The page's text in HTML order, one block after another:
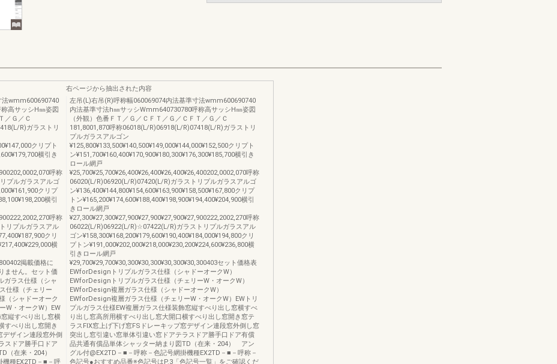
法wmm600690740
高サッシH㎜姿図
／Ｇ／Ｃ
R)ガラストリ
クリプト
横引き
呼称
プルガラスアルゴ
クリプ
横引
呼称
リプルガラスアル
クリ
横
掲載価格に
ません。セット価
ガラス仕様（シャ
仕様（チェリー
（シャドーオーク
W・オークW）EW
縦すべり出し窓横
すべり出し窓開き
デザイン連段窓外倒
スドア勝手口ドア
（在来・204）
機種EX2TD－■－呼
右ページから抽出された内容
左吊(L)右吊(R)呼称幅060069074内法基準寸法wmm600690740
内法基準寸法h㎜サッシWmm640730780呼称高サッシH㎜姿図
（外観）色番ＦＴ／Ｇ／ＣＦＴ／Ｇ／ＣＦＴ／Ｇ／Ｃ
181,8001,870呼称06018(L/R)06918(L/R)07418(L/R)ガラストリ
プルガラスアルゴン
¥125,800¥133,500¥140,500¥149,000¥144,000¥152,500クリプト
ン¥151,700¥160,400¥170,900¥180,300¥176,300¥185,700横引き
ロール網戸
¥25,700¥25,700¥26,400¥26,400¥26,400¥26,400202,0002,070呼称
06020(L/R)06920(L/R)07420(L/R)ガラストリプルガラスアルゴ
ン¥136,400¥144,800¥154,600¥163,900¥158,500¥167,800クリプ
トン¥165,200¥174,600¥188,400¥198,900¥194,400¥204,900横引
きロール網戸
¥27,300¥27,300¥27,900¥27,900¥27,900¥27,900222,2002,270呼称
06022(L/R)06922(L/R)☆07422(L/R)ガラストリプルガラスアル
ゴン¥158,300¥168,200¥179,600¥190,400¥184,000¥194,800クリ
プトン¥191,000¥202,000¥218,000¥230,200¥224,600¥236,800横
引きロール網戸
¥29,700¥29,700¥30,300¥30,300¥30,300¥30,300403セット価格表
EWforDesignトリプルガラス仕様（シャドーオークW）
EWforDesignトリプルガラス仕様（チェリーW・オークW）
EWforDesign複層ガラス仕様（シャドーオークW）
EWforDesign複層ガラス仕様（チェリーW・オークW）EWトリ
プルガラス仕様EW複層ガラス仕様装飾窓縦すべり出し窓横すべ
り出し窓高所用横すべり出し窓大開口横すべり出し窓開き窓テ
ラスFIX窓上げ下げ窓FSドレーキップ窓デザイン連段窓外倒し窓
突出し窓引違い窓単体引違い窓ドアテラスドア勝手口ドア有償
品共通有償品単体シャッター納まり図TD（在来・204） アン
グル付@EX2TD－■－呼称－色記号網掛機種EX2TD－■－呼称－
色記号●おすすめ品番※色記号はP.3「色記号一覧」をご確認くだ